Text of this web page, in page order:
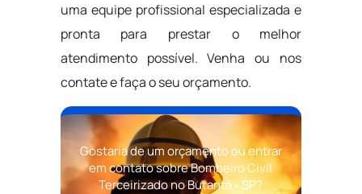
uma equipe profissional especializada e
pronta para prestar o melhor
atendimento possível. Venha ou nos
contate e faça o seu orçamento.
Gostaria de um orçamento ou entrar
em contato sobre Bombeiro Civil
Terceirizado no Butantã - SP?